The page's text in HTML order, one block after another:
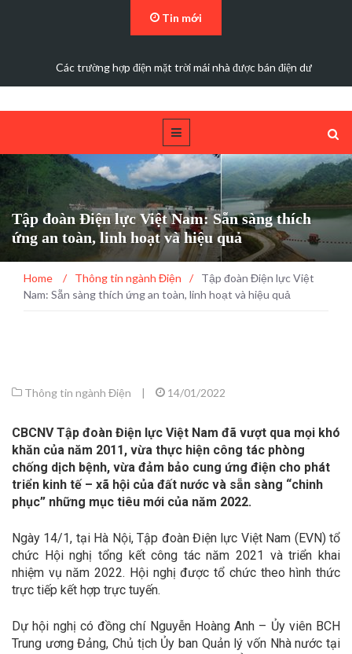
Tin mới
Các trường hợp điện mặt trời mái nhà được bán điện dư
Tập đoàn Điện lực Việt Nam: Sẵn sàng thích
ứng an toàn, linh hoạt và hiệu quả
Home / Thông tin ngành Điện /
Tập đoàn Điện lực Việt
Nam: Sẵn sàng thích ứng an toàn, linh hoạt và hiệu quả
Thông tin ngành Điện | 14/01/2022
CBCNV Tập đoàn Điện lực Việt Nam đã vượt qua mọi khó
khăn của năm 2011, vừa thực hiện công tác phòng
chống dịch bệnh, vừa đảm bảo cung ứng điện cho phát
triển kinh tế – xã hội của đất nước và sẵn sàng “chinh
phục” những mục tiêu mới của năm 2022.
Ngày 14/1, tại Hà Nội, Tập đoàn Điện lực Việt Nam (EVN) tổ
chức Hội nghị tổng kết công tác năm 2021 và triển khai
nhiệm vụ năm 2022. Hội nghị được tổ chức theo hình thức
trực tiếp kết hợp trực tuyến.
Dự hội nghị có đồng chí Nguyễn Hoàng Anh – Ủy viên BCH
Trung ương Đảng, Chủ tịch Ủy ban Quản lý vốn Nhà nước tại